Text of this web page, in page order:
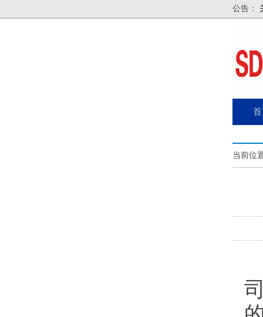
公告：
当前位